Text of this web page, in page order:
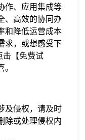
作、应用集成等
、高效的协同办
和降低运营成本
求，或想感受下
击【免费试
及侵权，请及时
除或处理侵权内